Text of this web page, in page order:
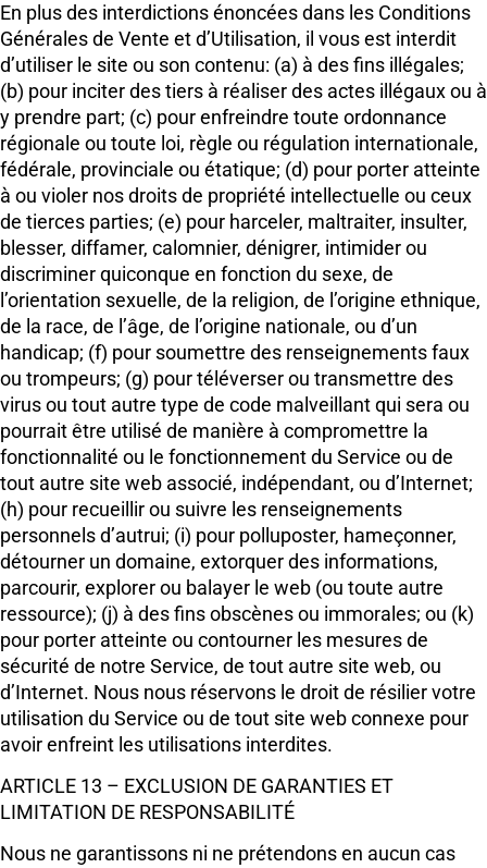
En plus des interdictions énoncées dans les Conditions
Générales de Vente et d’Utilisation, il vous est interdit
d’utiliser le site ou son contenu: (a) à des fins illégales;
(b) pour inciter des tiers à réaliser des actes illégaux ou à
y prendre part; (c) pour enfreindre toute ordonnance
régionale ou toute loi, règle ou régulation internationale,
fédérale, provinciale ou étatique; (d) pour porter atteinte
à ou violer nos droits de propriété intellectuelle ou ceux
de tierces parties; (e) pour harceler, maltraiter, insulter,
blesser, diffamer, calomnier, dénigrer, intimider ou
discriminer quiconque en fonction du sexe, de
l’orientation sexuelle, de la religion, de l’origine ethnique,
de la race, de l’âge, de l’origine nationale, ou d’un
handicap; (f) pour soumettre des renseignements faux
ou trompeurs; (g) pour téléverser ou transmettre des
virus ou tout autre type de code malveillant qui sera ou
pourrait être utilisé de manière à compromettre la
fonctionnalité ou le fonctionnement du Service ou de
tout autre site web associé, indépendant, ou d’Internet;
(h) pour recueillir ou suivre les renseignements
personnels d’autrui; (i) pour polluposter, hameçonner,
détourner un domaine, extorquer des informations,
parcourir, explorer ou balayer le web (ou toute autre
ressource); (j) à des fins obscènes ou immorales; ou (k)
pour porter atteinte ou contourner les mesures de
sécurité de notre Service, de tout autre site web, ou
d’Internet. Nous nous réservons le droit de résilier votre
utilisation du Service ou de tout site web connexe pour
avoir enfreint les utilisations interdites.
ARTICLE 13 – EXCLUSION DE GARANTIES ET
LIMITATION DE RESPONSABILITÉ
Nous ne garantissons ni ne prétendons en aucun cas